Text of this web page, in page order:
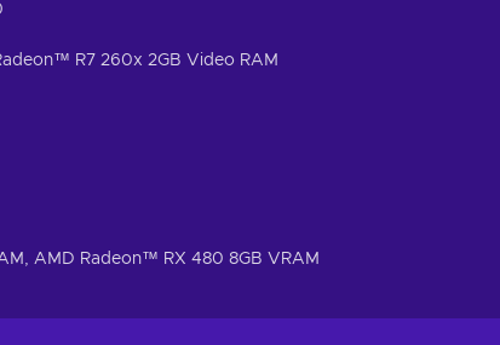
R7 260x 2GB Video RAM
AMD Radeon™ RX 480 8GB VRAM